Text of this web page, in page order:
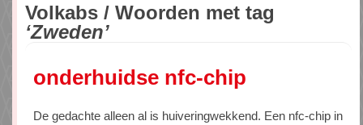
Volkabs / Woorden met tag
‘Zweden’
onderhuidse nfc-chip
De gedachte alleen al is huiveringwekkend. Een nfc-chip in